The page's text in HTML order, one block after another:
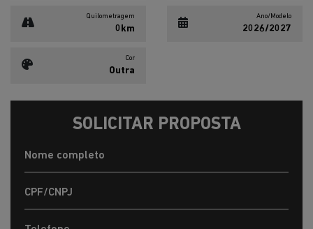
Quilometragem
0km
Ano/Modelo
2026/2027
Cor
Outra
SOLICITAR PROPOSTA